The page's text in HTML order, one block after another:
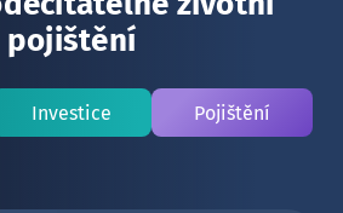
pojištění
Investice Pojištění